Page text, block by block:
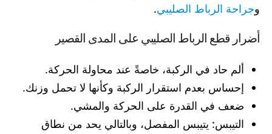
وجراحة الرباط الصليبي.
أضرار قطع الرباط الصليبي على المدى القصير
ألم حاد في الركبة، خاصةً عند محاولة الحركة.
إحساس بعدم استقرار الركبة وكأنها لا تحمل وزنك.
ضعف في القدرة على الحركة والمشي.
التيبس: يتيبس المفصل، وبالتالي يحد من نطاق